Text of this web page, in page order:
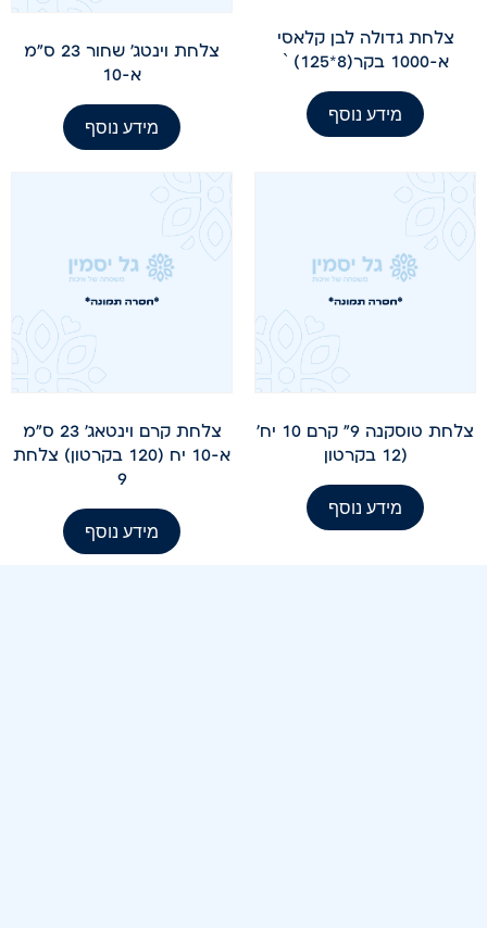
צלחת גדולה לבן קלאסי
א-1000 בקר(8*125) `
מידע נוסף
צלחת וינטג' שחור 23 ס"מ
א-10
מידע נוסף
צלחת טוסקנה 9" קרם 10 יח'
(12 בקרטון
מידע נוסף
צלחת קרם וינטאג' 23 ס"מ
א-10 יח (120 בקרטון) צלחת
9
מידע נוסף